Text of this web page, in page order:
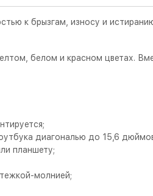
к брызгам, износу и
белом и красном цветах.
диагональю до 15,6
планшету;
молнией;